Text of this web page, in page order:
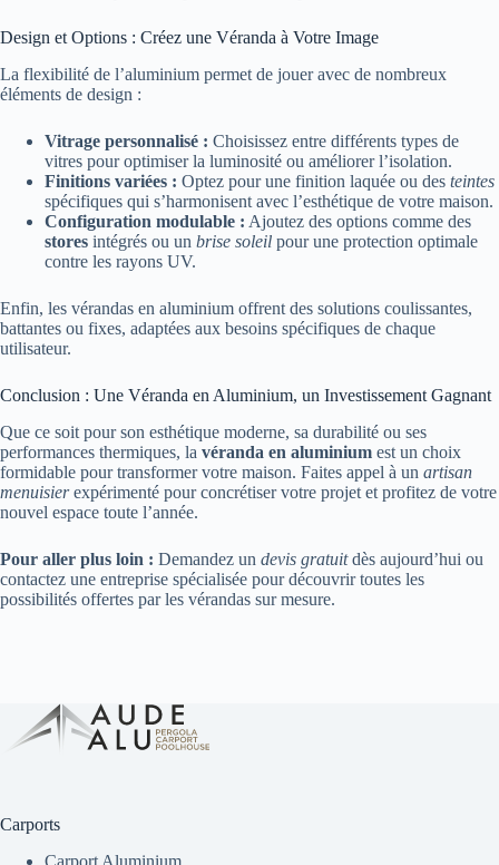
Design et Options : Créez une Véranda à Votre Image
La flexibilité de l’aluminium permet de jouer avec de nombreux
éléments de design :
Vitrage personnalisé : Choisissez entre différents types de
vitres pour optimiser la luminosité ou améliorer l’isolation.
Finitions variées : Optez pour une finition laquée ou des teintes
spécifiques qui s’harmonisent avec l’esthétique de votre maison.
Configuration modulable : Ajoutez des options comme des
stores intégrés ou un brise soleil pour une protection optimale
contre les rayons UV.
Enfin, les vérandas en aluminium offrent des solutions coulissantes,
battantes ou fixes, adaptées aux besoins spécifiques de chaque
utilisateur.
Conclusion : Une Véranda en Aluminium, un Investissement Gagnant
Que ce soit pour son esthétique moderne, sa durabilité ou ses
performances thermiques, la véranda en aluminium est un choix
formidable pour transformer votre maison. Faites appel à un artisan
menuisierexpérimenté pour concrétiser votre projet et profitez de votre
nouvel espace toute l’année.
Pour aller plus loin : Demandez un devis gratuitdès aujourd’hui ou
contactez une entreprise spécialisée pour découvrir toutes les
possibilités offertes par les vérandas sur mesure.
Carports
Carport Aluminium